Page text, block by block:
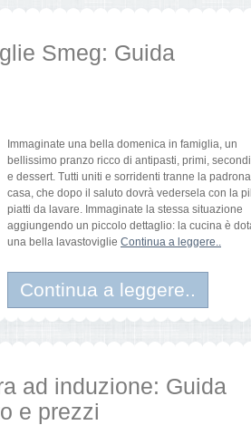
Smeg: Guida
Immaginate una bella domenica in famiglia, un
bellissimo pranzo ricco di antipasti, primi,
e dessert. Tutti uniti e sorridenti tranne la
casa, che dopo il saluto dovrà vedersela con la
piatti da lavare. Immaginate la stessa situazione
aggiungendo un piccolo dettaglio: la cucina è
una bella lavastoviglie Continua a leggere..
Continua a leggere..
ad induzione: Guida
e prezzi